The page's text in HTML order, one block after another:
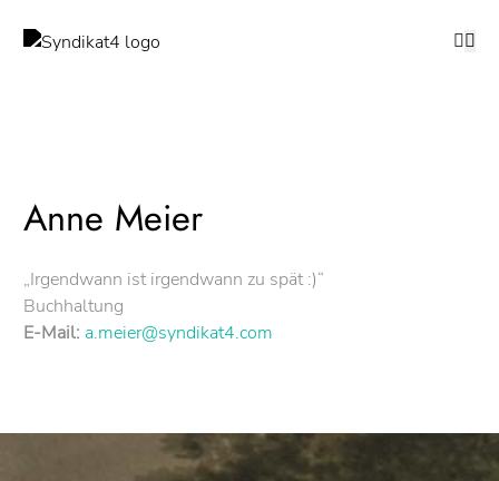
Anne Meier
„Irgendwann ist irgendwann zu spät :)“
Buchhaltung
E-Mail: a.meier@syndikat4.com